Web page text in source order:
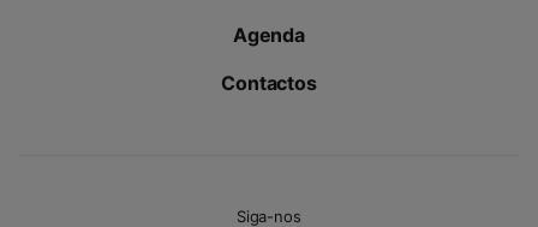
Agenda
Contactos
Siga-nos